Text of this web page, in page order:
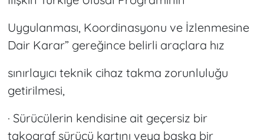
Uygulanması, Koordinasyonu ve İzlenmesine
Dair Karar” gereğince belirli araçlara hız
sınırlayıcı teknik cihaz takma zorunluluğu
getirilmesi,
· Sürücülerin kendisine ait geçersiz bir
takograf sürücü kartını veya başka bir